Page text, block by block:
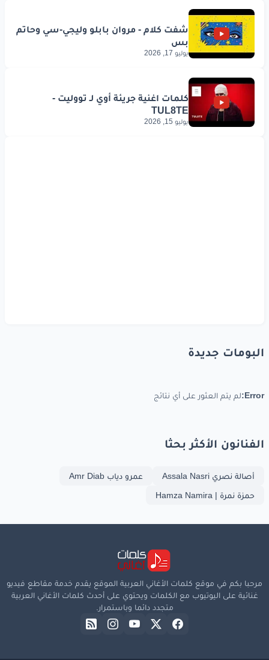
يوليو 17, 2026
يوليو 15, 2026
البومات جديدة
Error: لم يتم العثور على أي نتائج
الفنانون الأكثر بحثا
أصالة نصري Assala Nasri
عمرو دياب Amr Diab
حمزة نمرة | Hamza Namira
مرحبا بكم في موقع كلمات الأغاني العربية الموقع يقدم خدمة مقاطع فيديو
غنائية على اليوتيوب مع الكلمات ويحتوي على أحدث كلمات الأغاني العربية
متجدد دائما وباستمرار.